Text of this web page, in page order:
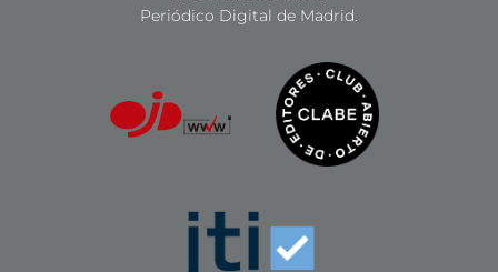
Periódico Digital de Madrid.